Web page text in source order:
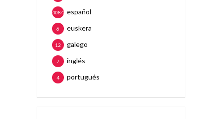
español
4084
euskera
6
galego
12
inglés
7
portugués
4